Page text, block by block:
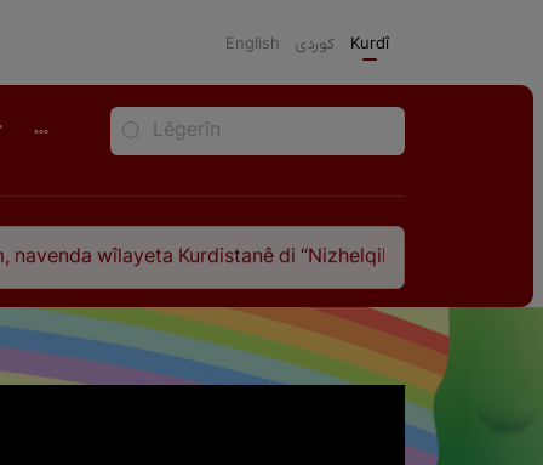
English كوردی Kurdî